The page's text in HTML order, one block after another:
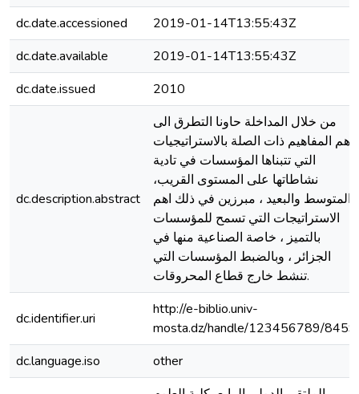
dc.date.accessioned
2019-01-14T13:55:43Z
dc.date.available
2019-01-14T13:55:43Z
dc.date.issued
2010
dc.description.abstract
من خلال المداخلة حاونا التطرق الى
اهم المفاهيم ذات الصلة بالاستراتيجيات
التي تتبناها المؤسسات في تادية
نشاطاتها على المستوى القريب،
المتوسط والبعيد ، مبرزين في ذلك اهم
الاستراتيجات التي تسمح للمؤسسات
بالتميز ، خاصة الصناعية منها في
الجزائر ، وبالضبط المؤسسات التي
تنشط خارج قطاع المحروقات.
dc.identifier.uri
http://e-biblio.univ-
mosta.dz/handle/123456789/8459
dc.language.iso
other